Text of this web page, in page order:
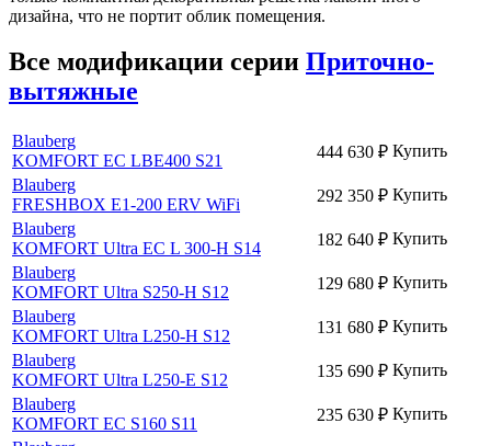
дизайна, что не портит облик помещения.
Все модификации серии Приточно-
вытяжные
Blauberg
KOMFORT EC LBE400 S21
444 630 ₽ Купить
Blauberg
FRESHBOX E1-200 ERV WiFi
292 350 ₽ Купить
Blauberg
KOMFORT Ultra EC L 300-H S14
182 640 ₽ Купить
Blauberg
KOMFORT Ultra S250-H S12
129 680 ₽ Купить
Blauberg
KOMFORT Ultra L250-H S12
131 680 ₽ Купить
Blauberg
KOMFORT Ultra L250-E S12
135 690 ₽ Купить
Blauberg
KOMFORT EC S160 S11
235 630 ₽ Купить